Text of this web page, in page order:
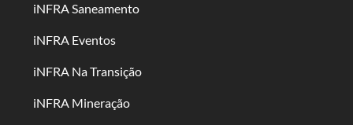
iNFRA Saneamento
iNFRA Eventos
iNFRA Na Transição
iNFRA Mineração